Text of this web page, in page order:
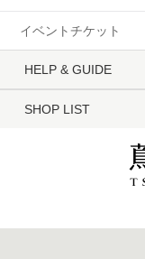
イベントチケット
HELP & GUIDE
SHOP LIST